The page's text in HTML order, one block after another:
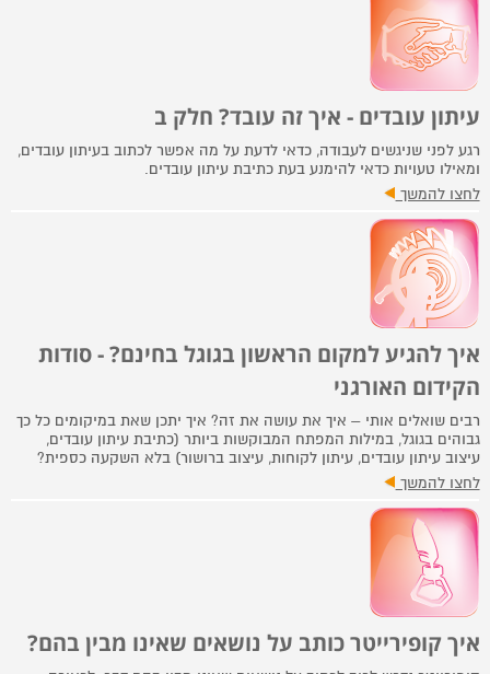
עיתון עובדים - איך זה עובד? חלק ב
רגע לפני שניגשים לעבודה, כדאי לדעת על מה אפשר לכתוב בעיתון עובדים,
ומאילו טעויות כדאי להימנע בעת כתיבת עיתון עובדים.
לחצו להמשך
איך להגיע למקום הראשון בגוגל בחינם? - סודות
הקידום האורגני
רבים שואלים אותי – איך את עושה את זה? איך יתכן שאת במיקומים כל כך
גבוהים בגוגל, במילות המפתח המבוקשות ביותר (כתיבת עיתון עובדים,
עיצוב עיתון עובדים, עיתון לקוחות, עיצוב ברושור) בלא השקעה כספית?
לחצו להמשך
איך קופירייטר כותב על נושאים שאינו מבין בהם?